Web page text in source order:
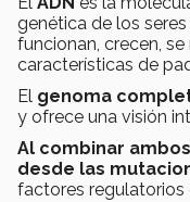
genética de los
funcionan, crecen,
características de
El genoma
y ofrece una visión
Al combinar
desde las
factores regulatorios